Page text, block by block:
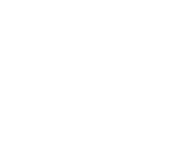
사업 기회도 확대되
업 액시엄 스페이스
이스의 임동주 대표는
서 우주의학 기업들을
In Space) 챌린